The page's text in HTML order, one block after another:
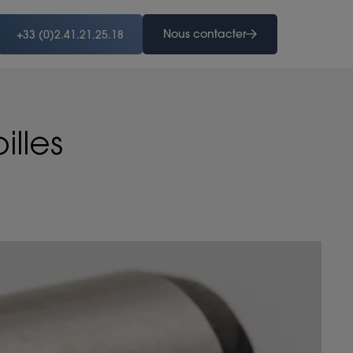
+33 (0)2.41.21.25.18 Nous contacter